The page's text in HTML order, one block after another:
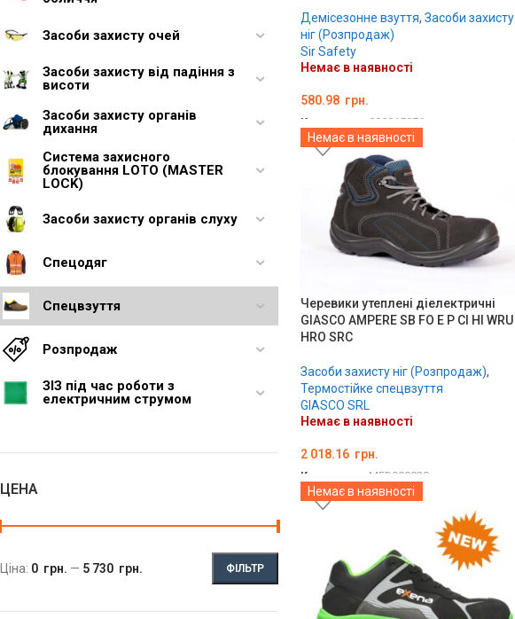
Засоби захисту очей
Засоби захисту від падіння з
висоти
Засоби захисту органів
дихання
Система захисного
блокування LOTO (MASTER
LOCK)
Засоби захисту органів слуху
Спецодяг
Спецвзуття
Розпродаж
ЗІЗ під час роботи з
електричним струмом
ЦЕНА
ФІЛЬТР
Ціна: 0 грн. — 5 730 грн.
Демісезонне взуття, Засоби захисту
ніг (Розпродаж)
Sir Safety
Немає в наявності
580.98 грн.
Код товару: 000015976
ОБЕРІТЬ ОПЦІЇ
Немає в наявності
Черевики утеплені діелектричні
GIASCO AMPERE SB FO E P CI HI WRU
HRO SRC
Засоби захисту ніг (Розпродаж),
Термостійке спецвзуття
GIASCO SRL
Немає в наявності
2 018.16 грн.
Код товару: MED000820
ОБЕРІТЬ ОПЦІЇ
Немає в наявності